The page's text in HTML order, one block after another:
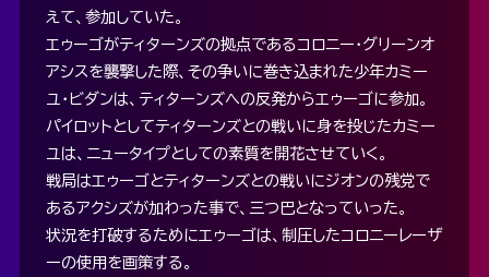
えて、参加していた。
エゥーゴがティターンズの拠点であるコロニー・グリーンオ
アシスを襲撃した際、その争いに巻き込まれた少年カミー
ユ・ビダンは、ティターンズへの反発からエゥーゴに参加。
パイロットとしてティターンズとの戦いに身を投じたカミー
ユは、ニュータイプとしての素質を開花させていく。
戦局はエゥーゴとティターンズとの戦いにジオンの残党で
あるアクシズが加わった事で、三つ巴となっていった。
状況を打破するためにエゥーゴは、制圧したコロニーレーザ
ーの使用を画策する。